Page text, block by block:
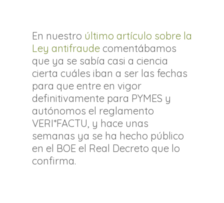
En nuestro último artículo sobre la
Ley antifraude comentábamos
que ya se sabía casi a ciencia
cierta cuáles iban a ser las fechas
para que entre en vigor
definitivamente para PYMES y
autónomos el reglamento
VERI*FACTU, y hace unas
semanas ya se ha hecho público
en el BOE el Real Decreto que lo
confirma.